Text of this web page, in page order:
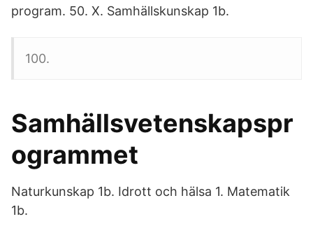
program. 50. X. Samhällskunskap 1b.
100.
Samhällsvetenskapspr
ogrammet
Naturkunskap 1b. Idrott och hälsa 1. Matematik
1b.